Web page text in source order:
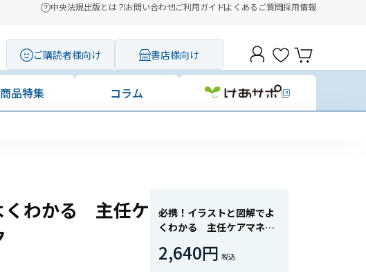
中央法規出版とは？お問い合わせご利用ガイドよくあるご質問採用情報
ご購読者様向け 書店様向け
商品特集 コラム
くわかる 主任ケ
必携！イラストと図解でよ
くわかる 主任ケアマネ実
2,640円